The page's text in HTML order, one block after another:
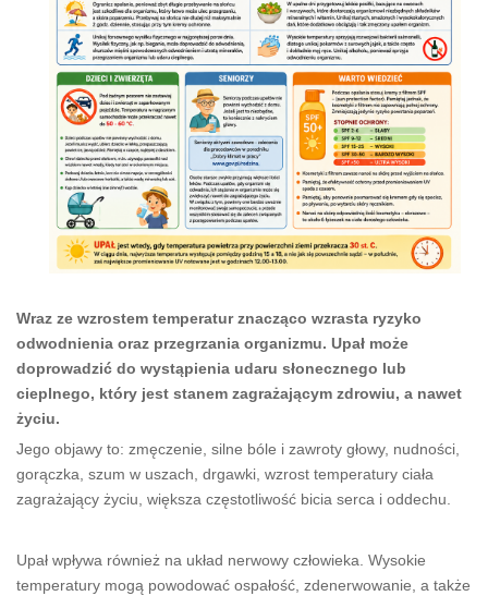
Wraz ze wzrostem temperatur znacząco wzrasta ryzyko
odwodnienia oraz przegrzania organizmu. Upał może
doprowadzić do wystąpienia udaru słonecznego lub
cieplnego, który jest stanem zagrażającym zdrowiu, a nawet
życiu.
Jego objawy to: zmęczenie, silne bóle i zawroty głowy, nudności,
gorączka, szum w uszach, drgawki, wzrost temperatury ciała
zagrażający życiu, większa częstotliwość bicia serca i oddechu.
Upał wpływa również na układ nerwowy człowieka. Wysokie
temperatury mogą powodować ospałość, zdenerwowanie, a także